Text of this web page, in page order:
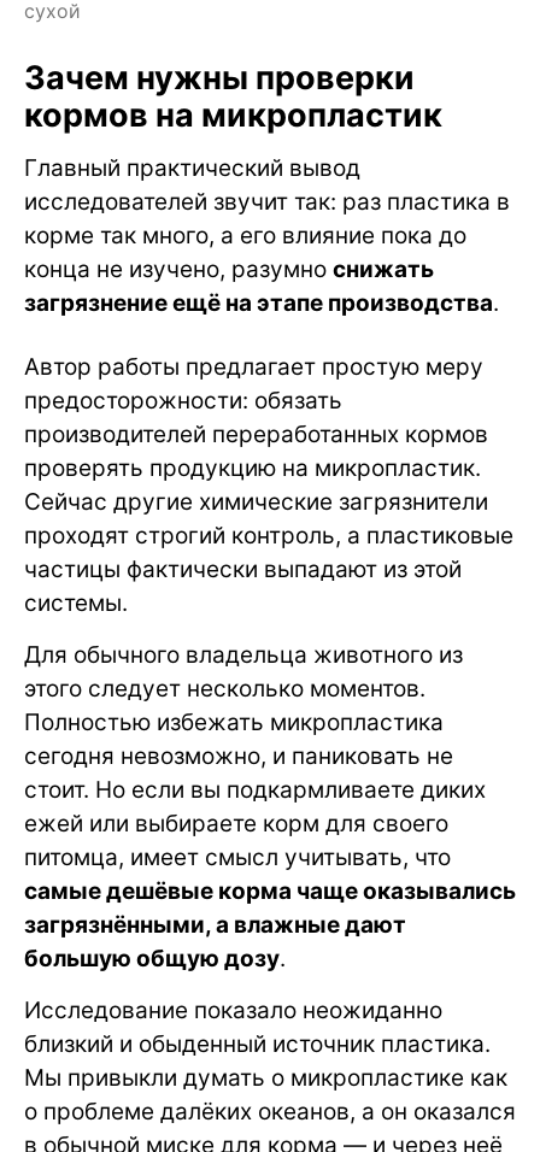
сухой
Зачем нужны проверки
кормов на микропластик
Главный практический вывод
исследователей звучит так: раз пластика в
корме так много, а его влияние пока до
конца не изучено, разумно снижать
загрязнение ещё на этапе производства.
Автор работы предлагает простую меру
предосторожности: обязать
производителей переработанных кормов
проверять продукцию на микропластик.
Сейчас другие химические загрязнители
проходят строгий контроль, а пластиковые
частицы фактически выпадают из этой
системы.
Для обычного владельца животного из
этого следует несколько моментов.
Полностью избежать микропластика
сегодня невозможно, и паниковать не
стоит. Но если вы подкармливаете диких
ежей или выбираете корм для своего
питомца, имеет смысл учитывать, что
самые дешёвые корма чаще оказывались
загрязнёнными, а влажные дают
большую общую дозу.
Исследование показало неожиданно
близкий и обыденный источник пластика.
Мы привыкли думать о микропластике как
о проблеме далёких океанов, а он оказался
в обычной миске для корма — и через неё